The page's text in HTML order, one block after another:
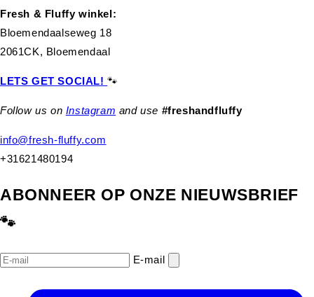
Fresh & Fluffy winkel:
Bloemendaalseweg 18
2061CK, Bloemendaal
LETS GET SOCIAL!🐾
Follow us on Instagram and use #freshandfluffy
info@fresh-fluffy.com
+31621480194
ABONNEER OP ONZE NIEUWSBRIEF
🐾
E‑mail